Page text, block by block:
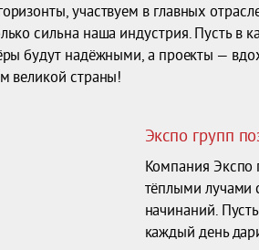
участвуем в главных
сильна наша индустрия. Пусть в
будут надёжными, а проекты —
великой страны!
Экспо групп
Компания Экспо
тёплыми лучами
начинаний.
каждый день